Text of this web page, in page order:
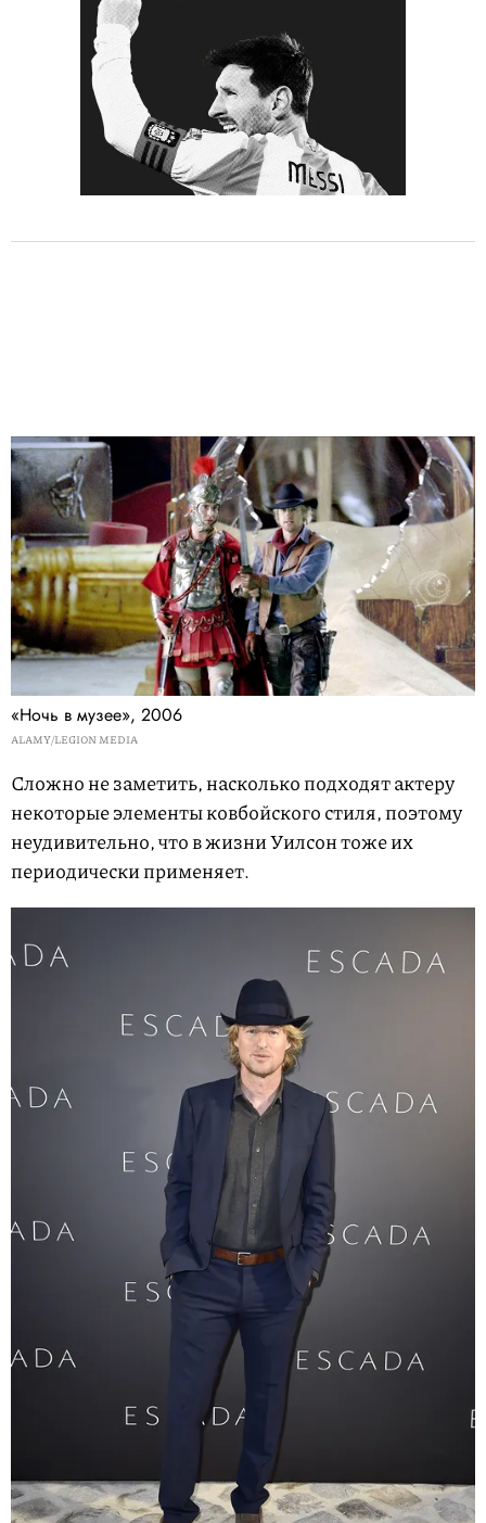
«Ночь в музее», 2006
ALAMY/LEGION MEDIA
Сложно не заметить, насколько подходят актеру
некоторые элементы ковбойского стиля, поэтому
неудивительно, что в жизни Уилсон тоже их
периодически применяет.